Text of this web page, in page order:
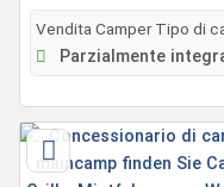
Vendita Camper Tipo di
Parzialmente